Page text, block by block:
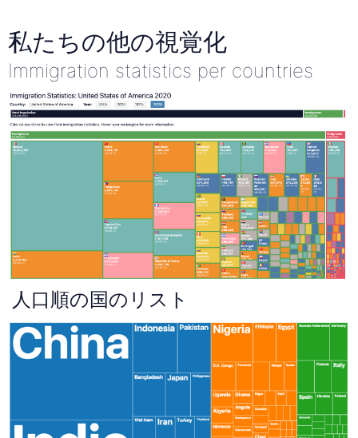
私たちの他の視覚化
Immigration statistics per countries
人口順の国のリスト